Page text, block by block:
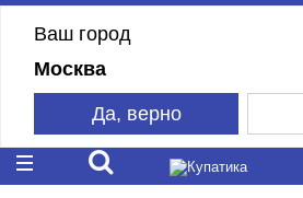
Ваш город
Москва
Да, верно